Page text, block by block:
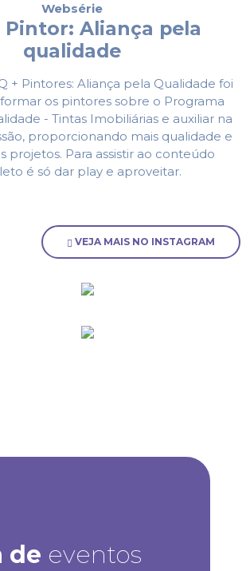
Websérie
Pintor: Aliança pela
qualidade
+ Pintores: Aliança pela Qualidade foi
os pintores sobre o Programa
- Tintas Imobiliárias e auxiliar na
proporcionando mais qualidade e
projetos. Para assistir ao conteúdo
é só dar play e aproveitar.
VEJA MAIS NO INSTAGRAM
de eventos